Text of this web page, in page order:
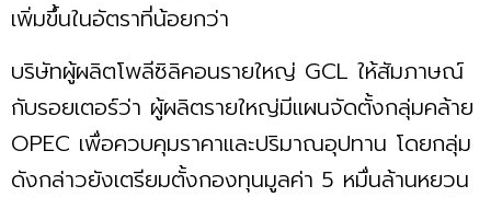
เพิ่มขึ้นในอัตราที่น้อยกว่า
บริษัทผู้ผลิตโพลีซิลิคอนรายใหญ่ GCL ให้สัมภาษณ์
กับรอยเตอร์ว่า ผู้ผลิตรายใหญ่มีแผนจัดตั้งกลุ่มคล้าย
OPEC เพื่อควบคุมราคาและปริมาณอุปทาน โดยกลุ่ม
ดังกล่าวยังเตรียมตั้งกองทุนมูลค่า 5 หมื่นล้านหยวน